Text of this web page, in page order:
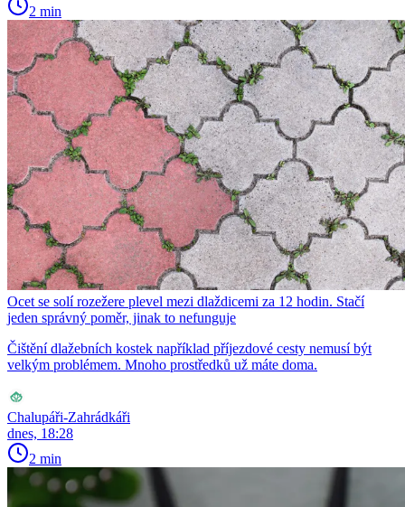
2 min
Ocet se solí rozežere plevel mezi dlaždicemi za 12 hodin. Stačí
jeden správný poměr, jinak to nefunguje
Čištění dlažebních kostek například příjezdové cesty nemusí být
velkým problémem. Mnoho prostředků už máte doma.
Chalupáři-Zahrádkáři
dnes, 18:28
2 min